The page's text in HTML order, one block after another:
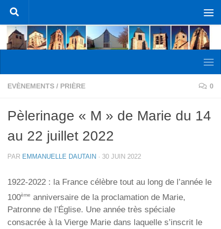
Skip to content
EVÈNEMENTS / PRIÈRE 0
Pèlerinage « M » de Marie du 14
au 22 juillet 2022
PAR EMMANUELLE DAUTAIN · 30 JUIN 2022
1922-2022 : la France célèbre tout au long de l’année le
100ème anniversaire de la proclamation de Marie,
Patronne de l’Église. Une année très spéciale
consacrée à la Vierge Marie dans laquelle s’inscrit le